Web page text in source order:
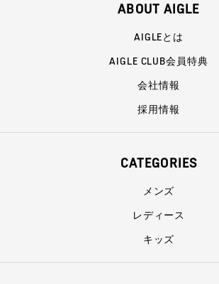
ABOUT AIGLE
AIGLEとは
AIGLE CLUB会員特典
会社情報
採用情報
CATEGORIES
メンズ
レディース
キッズ